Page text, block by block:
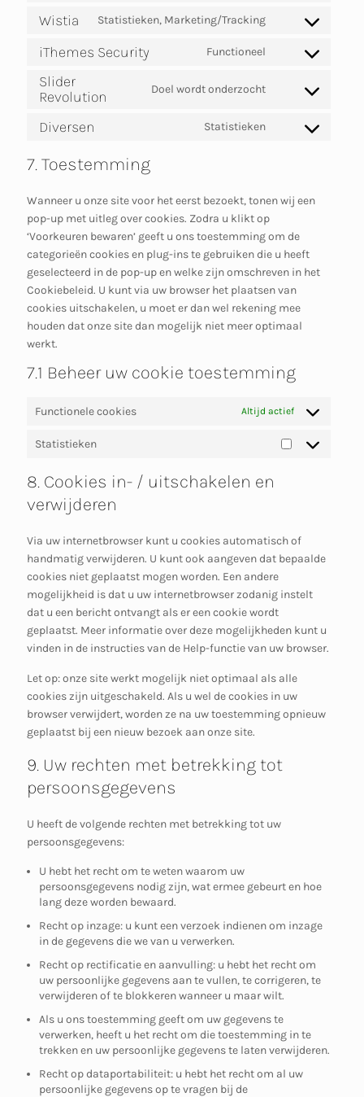
service
Wistia Statistieken, Marketing/Tracking
Consent
service
iThemes Security Functioneel
Consent
service
Slider
Revolution
Doel wordt onderzocht
Consent
service
Diversen Statistieken
Consent
7. Toestemming
Wanneer u onze site voor het eerst bezoekt, tonen wij een
pop-up met uitleg over cookies. Zodra u klikt op
‘Voorkeuren bewaren’ geeft u ons toestemming om de
categorieën cookies en plug-ins te gebruiken die u heeft
geselecteerd in de pop-up en welke zijn omschreven in het
Cookiebeleid. U kunt via uw browser het plaatsen van
cookies uitschakelen, u moet er dan wel rekening mee
houden dat onze site dan mogelijk niet meer optimaal
werkt.
7.1 Beheer uw cookie toestemming
Functionele cookies Altijd actief
Statistieken Statistieken
8. Cookies in- / uitschakelen en
verwijderen
Via uw internetbrowser kunt u cookies automatisch of
handmatig verwijderen. U kunt ook aangeven dat bepaalde
cookies niet geplaatst mogen worden. Een andere
mogelijkheid is dat u uw internetbrowser zodanig instelt
dat u een bericht ontvangt als er een cookie wordt
geplaatst. Meer informatie over deze mogelijkheden kunt u
vinden in de instructies van de Help-functie van uw browser.
Let op: onze site werkt mogelijk niet optimaal als alle
cookies zijn uitgeschakeld. Als u wel de cookies in uw
browser verwijdert, worden ze na uw toestemming opnieuw
geplaatst bij een nieuw bezoek aan onze site.
9. Uw rechten met betrekking tot
persoonsgegevens
U heeft de volgende rechten met betrekking tot uw
persoonsgegevens:
U hebt het recht om te weten waarom uw
persoonsgegevens nodig zijn, wat ermee gebeurt en hoe
lang deze worden bewaard.
Recht op inzage: u kunt een verzoek indienen om inzage
in de gegevens die we van u verwerken.
Recht op rectificatie en aanvulling: u hebt het recht om
uw persoonlijke gegevens aan te vullen, te corrigeren, te
verwijderen of te blokkeren wanneer u maar wilt.
Als u ons toestemming geeft om uw gegevens te
verwerken, heeft u het recht om die toestemming in te
trekken en uw persoonlijke gegevens te laten verwijderen.
Recht op dataportabiliteit: u hebt het recht om al uw
persoonlijke gegevens op te vragen bij de